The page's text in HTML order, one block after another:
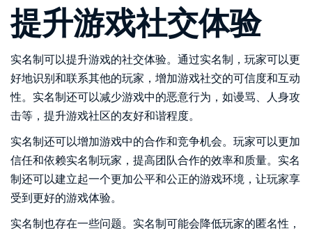
提升游戏社交体验
实名制可以提升游戏的社交体验。通过实名制，玩家可以更
好地识别和联系其他的玩家，增加游戏社交的可信度和互动
性。实名制还可以减少游戏中的恶意行为，如谩骂、人身攻
击等，提升游戏社区的友好和谐程度。
实名制还可以增加游戏中的合作和竞争机会。玩家可以更加
信任和依赖实名制玩家，提高团队合作的效率和质量。实名
制还可以建立起一个更加公平和公正的游戏环境，让玩家享
受到更好的游戏体验。
实名制也存在一些问题。实名制可能会降低玩家的匿名性，